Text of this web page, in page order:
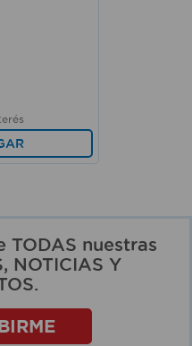
TODAS nuestras
NOTICIAS Y